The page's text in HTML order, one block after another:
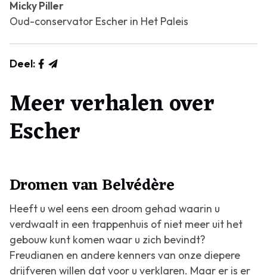
Micky Piller
Oud-conservator Escher in Het Paleis
Deel:
Meer verhalen over
Escher
Dromen van Belvédère
Heeft u wel eens een droom gehad waarin u
verdwaalt in een trappenhuis of niet meer uit het
gebouw kunt komen waar u zich bevindt?
Freudianen en andere kenners van onze diepere
drijfveren willen dat voor u verklaren. Maar er is er